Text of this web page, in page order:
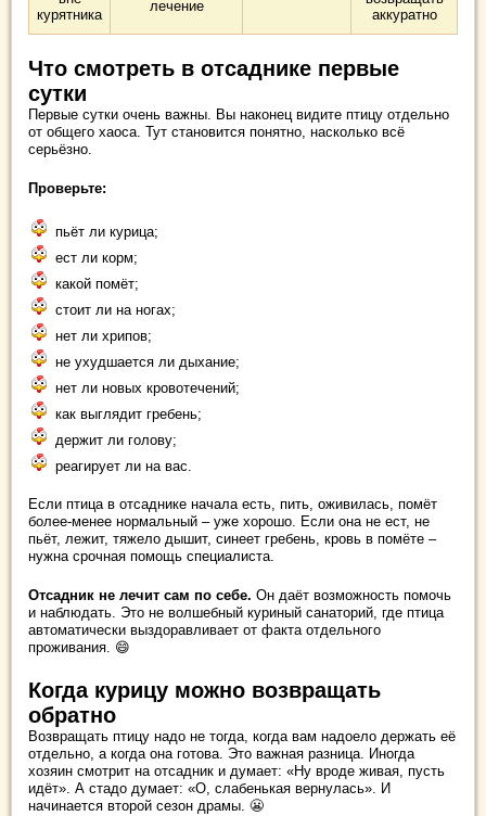
курятника
лечение
аккуратно
Что смотреть в отсаднике первые
сутки
Первые сутки очень важны. Вы наконец видите птицу отдельно
от общего хаоса. Тут становится понятно, насколько всё
серьёзно.
Проверьте:
пьёт ли курица;
ест ли корм;
какой помёт;
стоит ли на ногах;
нет ли хрипов;
не ухудшается ли дыхание;
нет ли новых кровотечений;
как выглядит гребень;
держит ли голову;
реагирует ли на вас.
Если птица в отсаднике начала есть, пить, оживилась, помёт
более-менее нормальный – уже хорошо. Если она не ест, не
пьёт, лежит, тяжело дышит, синеет гребень, кровь в помёте –
нужна срочная помощь специалиста.
Отсадник не лечит сам по себе. Он даёт возможность помочь
и наблюдать. Это не волшебный куриный санаторий, где птица
автоматически выздоравливает от факта отдельного
проживания. 😄
Когда курицу можно возвращать
обратно
Возвращать птицу надо не тогда, когда вам надоело держать её
отдельно, а когда она готова. Это важная разница. Иногда
хозяин смотрит на отсадник и думает: «Ну вроде живая, пусть
идёт». А стадо думает: «О, слабенькая вернулась». И
начинается второй сезон драмы. 😬